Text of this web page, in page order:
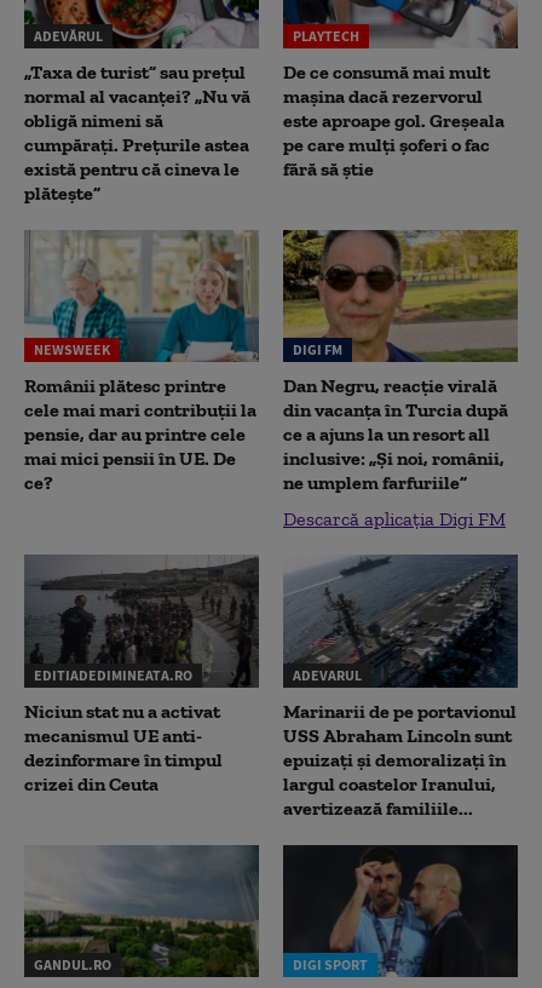
ADEVĂRUL
„Taxa de turist” sau prețul
normal al vacanței? „Nu vă
obligă nimeni să
cumpărați. Prețurile astea
există pentru că cineva le
plătește”
PLAYTECH
De ce consumă mai mult
mașina dacă rezervorul
este aproape gol. Greșeala
pe care mulți șoferi o fac
fără să știe
NEWSWEEK
Românii plătesc printre
cele mai mari contribuții la
pensie, dar au printre cele
mai mici pensii în UE. De
ce?
DIGI FM
Dan Negru, reacție virală
din vacanța în Turcia după
ce a ajuns la un resort all
inclusive: „Și noi, românii,
ne umplem farfuriile”
Descarcă aplicația Digi FM
EDITIADEDIMINEATA.RO
Niciun stat nu a activat
mecanismul UE anti-
dezinformare în timpul
crizei din Ceuta
ADEVARUL
Marinarii de pe portavionul
USS Abraham Lincoln sunt
epuizați și demoralizați în
largul coastelor Iranului,
avertizează familiile...
GANDUL.RO DIGI SPORT